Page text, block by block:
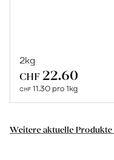
2kg
CHF 22.60
CHF 11.30 pro 1kg
Weitere aktuelle Produkte